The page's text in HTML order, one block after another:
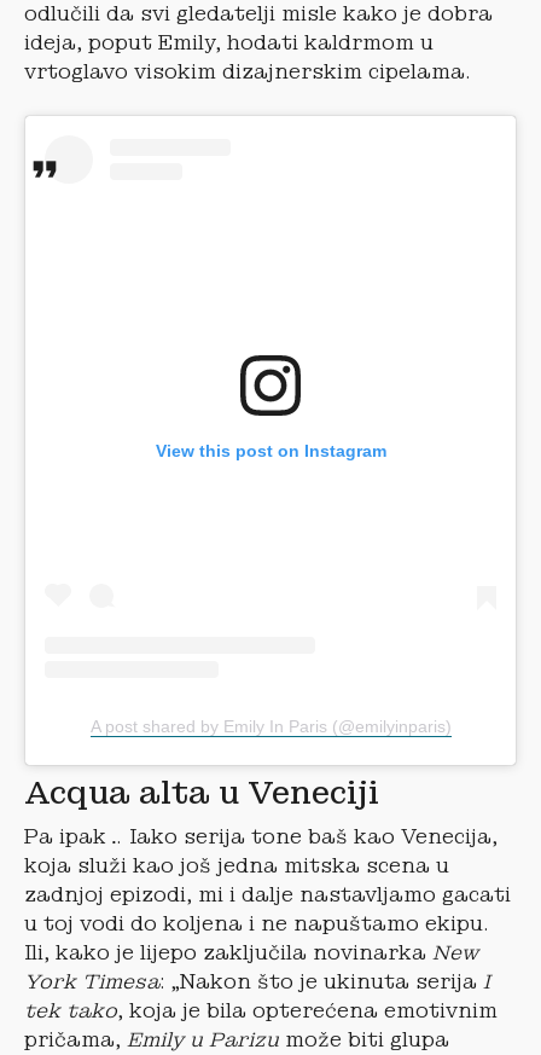
odlučili da svi gledatelji misle kako je dobra
ideja, poput Emily, hodati kaldrmom u
vrtoglavo visokim dizajnerskim cipelama.
View this post on Instagram
A post shared by Emily In Paris (@emilyinparis)
Acqua alta u Veneciji
Pa ipak… Iako serija tone baš kao Venecija,
koja služi kao još jedna mitska scena u
zadnjoj epizodi, mi i dalje nastavljamo gacati
u toj vodi do koljena i ne napuštamo ekipu.
Ili, kako je lijepo zaključila novinarka New
York Timesa: „Nakon što je ukinuta serija I
tek tako, koja je bila opterećena emotivnim
pričama, Emily u Parizu može biti glupa